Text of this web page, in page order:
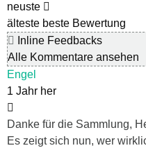
neuste
älteste beste Bewertung
Inline Feedbacks
Alle Kommentare ansehen
Engel
1 Jahr her
Danke für die Sammlung,
Es zeigt sich nun, wer